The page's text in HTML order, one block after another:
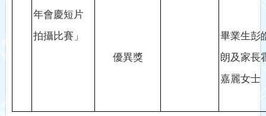
年會慶短片
拍攝比賽」
優異獎
畢業生彭
朗及家長
嘉麗女士